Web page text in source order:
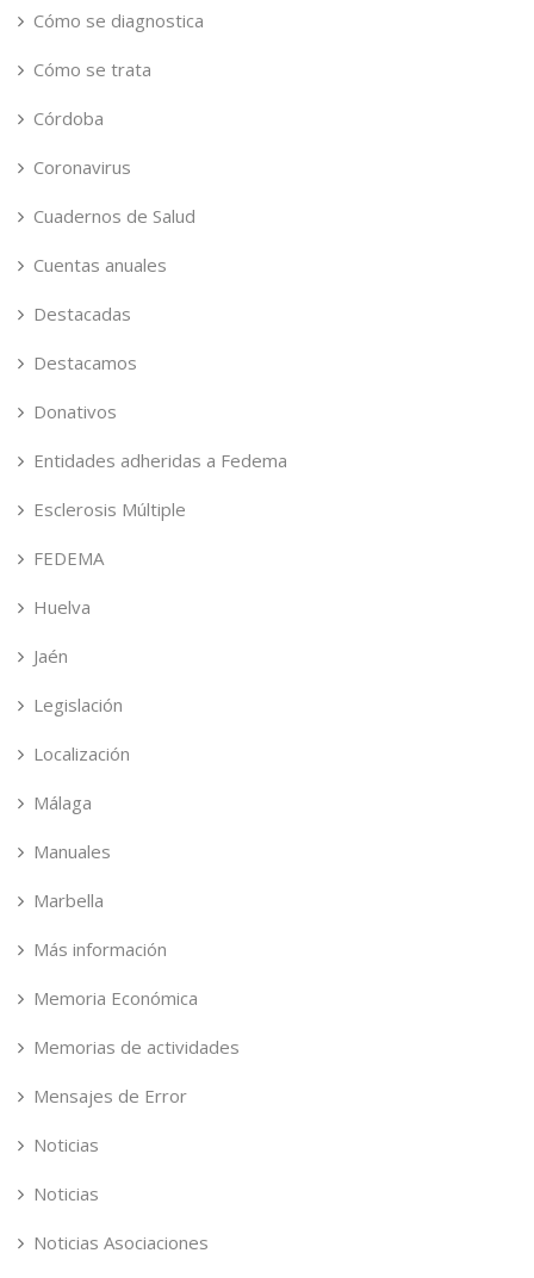
Cómo se diagnostica
Cómo se trata
Córdoba
Coronavirus
Cuadernos de Salud
Cuentas anuales
Destacadas
Destacamos
Donativos
Entidades adheridas a Fedema
Esclerosis Múltiple
FEDEMA
Huelva
Jaén
Legislación
Localización
Málaga
Manuales
Marbella
Más información
Memoria Económica
Memorias de actividades
Mensajes de Error
Noticias
Noticias
Noticias Asociaciones